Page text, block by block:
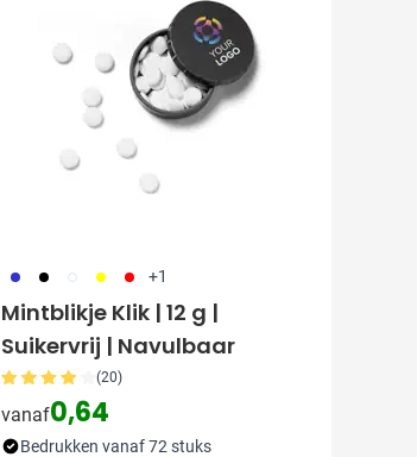
023 001 002 006 008 +1
Mintblikje Klik | 12 g |
Suikervrij | Navulbaar
(20)
vanaf0,64
Bedrukken vanaf 72 stuks